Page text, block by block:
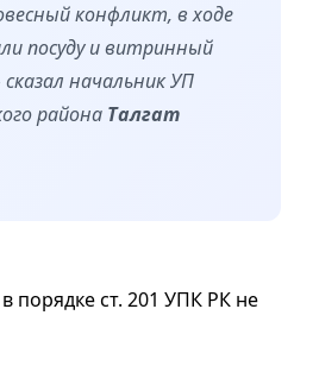
конфликт, в ходе
посуду и витринный
начальник УП
района Талгат
порядке ст. 201 УПК РК не